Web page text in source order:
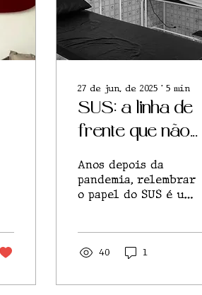
27 de jun. de 2025 ∙ 5 min
SUS: a linha de
frente que não
recuou
Anos depois da
pandemia, relembrar
o papel do SUS é um
linha de frente
40 1